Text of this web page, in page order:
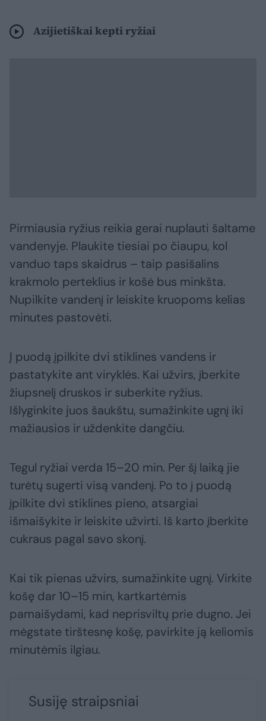
Azijietiškai kepti ryžiai
Pirmiausia ryžius reikia gerai nuplauti šaltame
vandenyje. Plaukite tiesiai po čiaupu, kol
vanduo taps skaidrus – taip pasišalins
krakmolo perteklius ir košė bus minkšta.
Nupilkite vandenį ir leiskite kruopoms kelias
minutes pastovėti.
Į puodą įpilkite dvi stiklines vandens ir
pastatykite ant viryklės. Kai užvirs, įberkite
žiupsnelį druskos ir suberkite ryžius.
Išlyginkite juos šaukštu, sumažinkite ugnį iki
mažiausios ir uždenkite dangčiu.
Tegul ryžiai verda 15–20 min. Per šį laiką jie
turėtų sugerti visą vandenį. Po to į puodą
įpilkite dvi stiklines pieno, atsargiai
išmaišykite ir leiskite užvirti. Iš karto įberkite
cukraus pagal savo skonį.
Kai tik pienas užvirs, sumažinkite ugnį. Virkite
košę dar 10–15 min, kartkartėmis
pamaišydami, kad neprisviltų prie dugno. Jei
mėgstate tirštesnę košę, pavirkite ją keliomis
minutėmis ilgiau.
Susiję straipsniai